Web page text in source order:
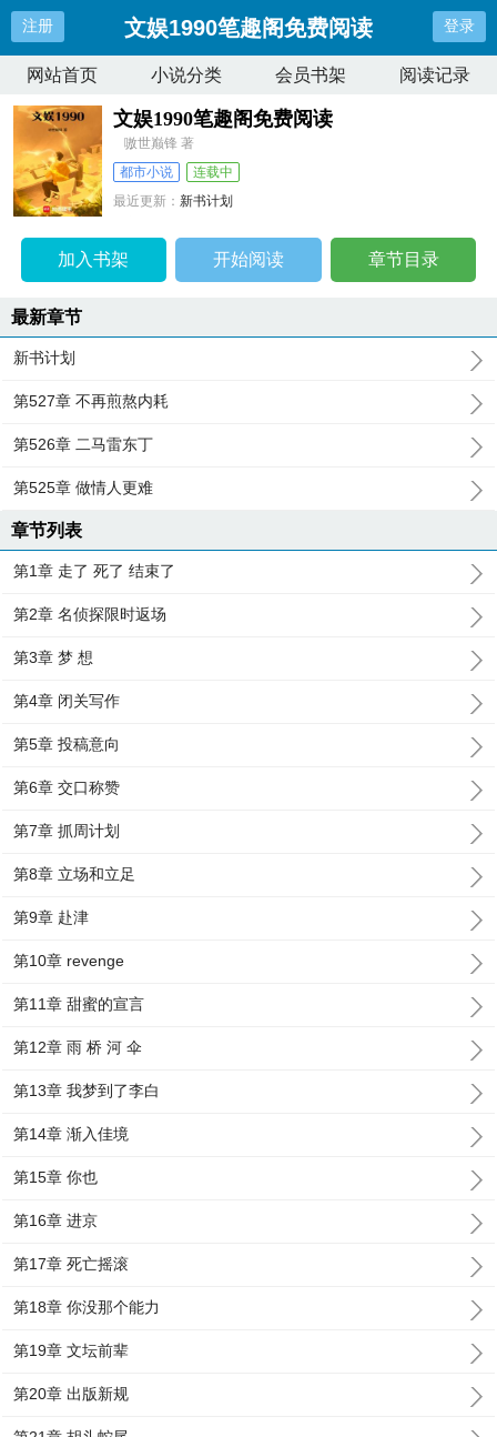
注册 文娱1990笔趣阁免费阅读 登录
网站首页 小说分类 会员书架 阅读记录
文娱1990笔趣阁免费阅读
嗷世巅锋 著
都市小说
连载中
最近更新：新书计划
加入书架 开始阅读 章节目录
最新章节
新书计划
第527章 不再煎熬内耗
第526章 二马雷东丁
第525章 做情人更难
章节列表
第1章 走了 死了 结束了
第2章 名侦探限时返场
第3章 梦 想
第4章 闭关写作
第5章 投稿意向
第6章 交口称赞
第7章 抓周计划
第8章 立场和立足
第9章 赴津
第10章 revenge
第11章 甜蜜的宣言
第12章 雨 桥 河 伞
第13章 我梦到了李白
第14章 渐入佳境
第15章 你也
第16章 进京
第17章 死亡摇滚
第18章 你没那个能力
第19章 文坛前辈
第20章 出版新规